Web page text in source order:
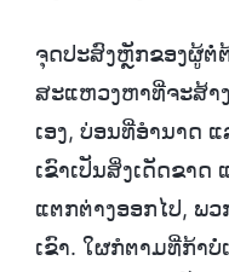
ຈຸດປະສົງຫຼັກຂອງຜູ້ຕໍ່
ສະແຫວງຫາທີ່ຈະສ້າ
ເອງ, ບ່ອນທີ່ອຳນາດ
ເຂົາເປັນສິ່ງເດັດຂາ
ແຕກຕ່າງອອກໄປ, ພ
ເຂົາ. ໃຜກໍຕາມທີ່ກ້າ